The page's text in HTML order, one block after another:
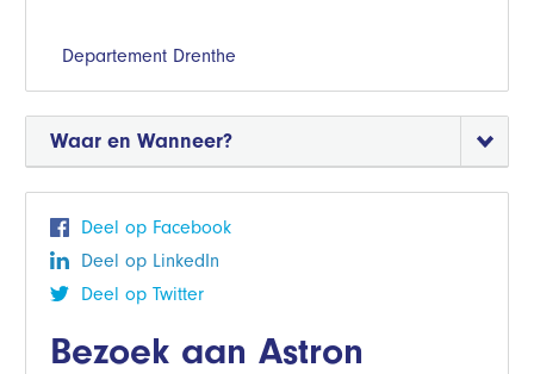
Departement Drenthe
Waar en Wanneer?
Deel op Facebook
Deel op LinkedIn
Deel op Twitter
Bezoek aan Astron